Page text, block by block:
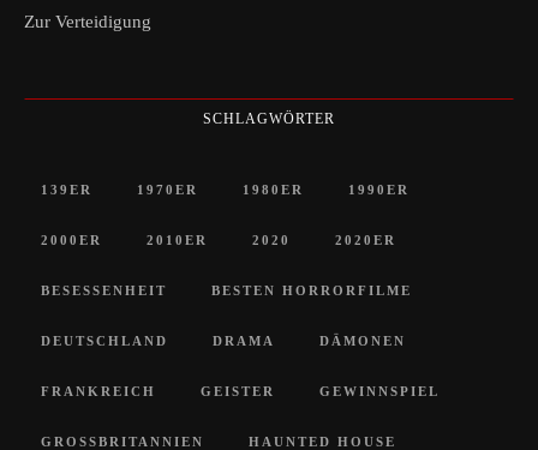
Zur Verteidigung
SCHLAGWÖRTER
139ER 1970ER 1980ER 1990ER
2000ER 2010ER 2020 2020ER
BESESSENHEIT BESTEN HORRORFILME
DEUTSCHLAND DRAMA DÄMONEN
FRANKREICH GEISTER GEWINNSPIEL
GROSSBRITANNIEN HAUNTED HOUSE